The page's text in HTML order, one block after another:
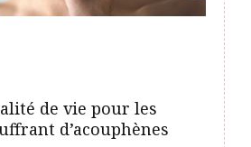
de vie pour les
d’acouphènes